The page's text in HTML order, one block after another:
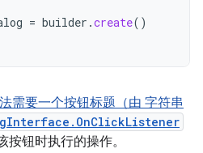
= builder .create()
需要一个按钮标题（由 字符串
按钮时执行的操作。